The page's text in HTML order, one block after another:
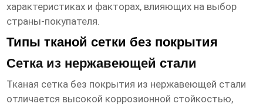
характеристиках и факторах, влияющих на выбор
страны-покупателя.
Типы тканой сетки без покрытия
Сетка из нержавеющей стали
Тканая сетка без покрытия из нержавеющей стали
отличается высокой коррозионной стойкостью,